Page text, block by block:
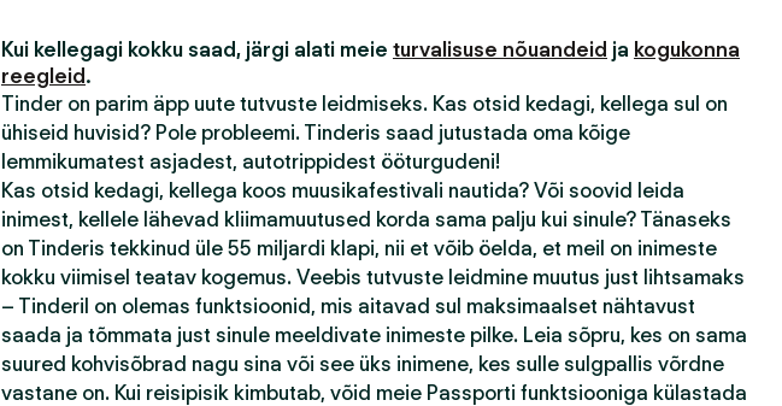
Kui kellegagi kokku saad, järgi alati meie turvalisuse nõuandeid ja kogukonna
reegleid .
Tinder on parim äpp uute tutvuste leidmiseks. Kas otsid kedagi, kellega sul on
ühiseid huvisid? Pole probleemi. Tinderis saad jutustada oma kõige
lemmikumatest asjadest, autotrippidest ööturgudeni!
Kas otsid kedagi, kellega koos muusikafestivali nautida? Või soovid leida
inimest, kellele lähevad kliimamuutused korda sama palju kui sinule? Tänaseks
on Tinderis tekkinud üle 55 miljardi klapi, nii et võib öelda, et meil on inimeste
kokku viimisel teatav kogemus. Veebis tutvuste leidmine muutus just lihtsamaks
– Tinderil on olemas funktsioonid, mis aitavad sul maksimaalset nähtavust
saada ja tõmmata just sinule meeldivate inimeste pilke. Leia sõpru, kes on sama
suured kohvisõbrad nagu sina või see üks inimene, kes sulle sulgpallis võrdne
vastane on. Kui reisipisik kimbutab, võid meie Passporti funktsiooniga külastada